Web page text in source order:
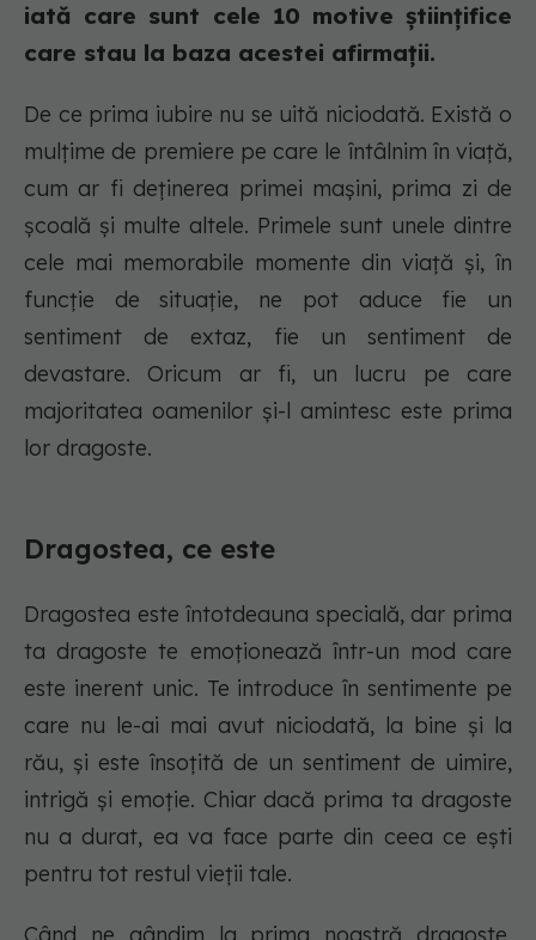
iată care sunt cele 10 motive științifice
care stau la baza acestei afirmații.
De ce prima iubire nu se uită niciodată. Există o
mulțime de premiere pe care le întâlnim în viață,
cum ar fi deținerea primei mașini, prima zi de
școală și multe altele. Primele sunt unele dintre
cele mai memorabile momente din viață și, în
funcție de situație, ne pot aduce fie un
sentiment de extaz, fie un sentiment de
devastare. Oricum ar fi, un lucru pe care
majoritatea oamenilor și-l amintesc este prima
lor dragoste.
Dragostea, ce este
Dragostea este întotdeauna specială, dar prima
ta dragoste te emoționează într-un mod care
este inerent unic. Te introduce în sentimente pe
care nu le-ai mai avut niciodată, la bine și la
rău, și este însoțită de un sentiment de uimire,
intrigă și emoție. Chiar dacă prima ta dragoste
nu a durat, ea va face parte din ceea ce ești
pentru tot restul vieții tale.